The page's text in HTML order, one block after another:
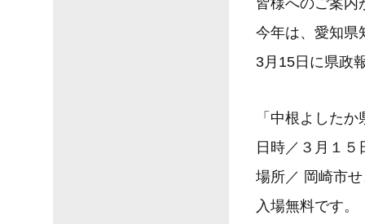
皆様へのご案内
今年は、愛知県
3月15日に県政
「中根よした
日時／３月１
場所／ 岡崎市
入場無料です。